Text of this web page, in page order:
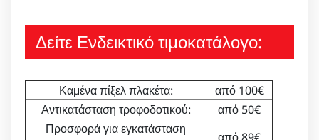
Δείτε Ενδεικτικό τιμοκατάλογο:
Καμένα πίξελ πλακέτα:
από 100€
Αντικατάσταση τροφοδοτικού:
από 50€
Προσφορά για εγκατάσταση